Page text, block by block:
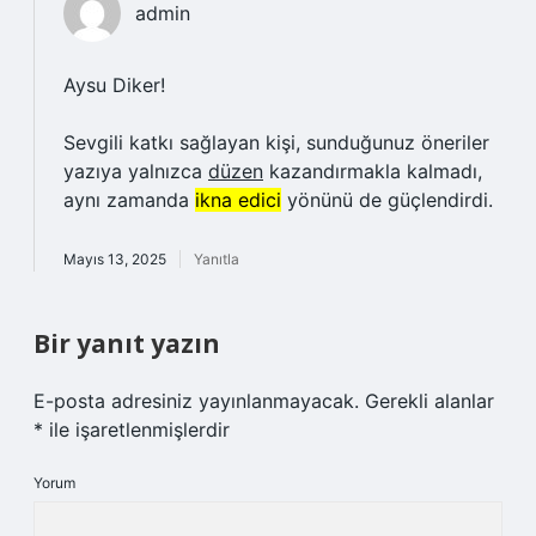
admin
Aysu Diker!
Sevgili katkı sağlayan kişi, sunduğunuz öneriler
yazıya yalnızca düzen kazandırmakla kalmadı,
aynı zamanda ikna edici yönünü de güçlendirdi.
Mayıs 13, 2025 Yanıtla
Bir yanıt yazın
E-posta adresiniz yayınlanmayacak. Gerekli alanlar
* ile işaretlenmişlerdir
Yorum